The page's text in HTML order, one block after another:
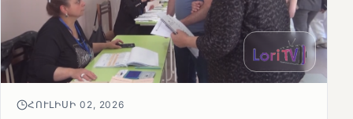
ՀՈՒԼԻՍԻ 02, 2026